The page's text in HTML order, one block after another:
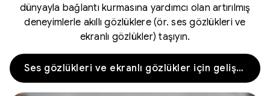
dünyayla bağlantı kurmasına yardımcı olan artırılmış
deneyimlerle akıllı gözlüklere (ör. ses gözlükleri ve
ekranlı gözlükler) taşıyın.
Ses gözlükleri ve ekranlı gözlükler için geliştirmeye başlama